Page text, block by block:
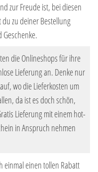
zur Freude ist, bei diesen
zu deiner Bestellung
Geschenke.
die Onlineshops für ihre
Lieferung an. Denke nur
wo die Lieferkosten um
da ist es doch schön,
Lieferung mit einem hot-
in Anspruch nehmen
einmal einen tollen Rabatt